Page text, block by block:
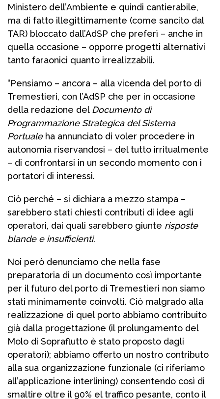
Ministero dell’Ambiente e quindi cantierabile,
ma di fatto illegittimamente (come sancito dal
TAR) bloccato dall’AdSP che preferì – anche in
quella occasione – opporre progetti alternativi
tanto faraonici quanto irrealizzabili.
“Pensiamo – ancora – alla vicenda del porto di
Tremestieri, con l’AdSP che per in occasione
della redazione del Documento di
Programmazione Strategica del Sistema
Portualeha annunciato di voler procedere in
autonomia riservandosi – del tutto irritualmente
– di confrontarsi in un secondo momento con i
portatori di interessi.
Ciò perché – si dichiara a mezzo stampa –
sarebbero stati chiesti contributi di idee agli
operatori, dai quali sarebbero giunte risposte
blande e insufficienti.
Noi però denunciamo che nella fase
preparatoria di un documento così importante
per il futuro del porto di Tremestieri non siamo
stati minimamente coinvolti. Ciò malgrado alla
realizzazione di quel porto abbiamo contribuito
già dalla progettazione (il prolungamento del
Molo di Sopraflutto è stato proposto dagli
operatori); abbiamo offerto un nostro contributo
alla sua organizzazione funzionale (ci riferiamo
all’applicazione interlining) consentendo così di
smaltire oltre il 90% el traffico pesante, conto il